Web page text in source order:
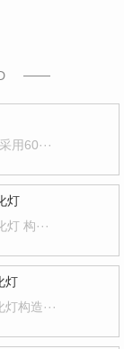
用60···
灯
构···
灯
构造···